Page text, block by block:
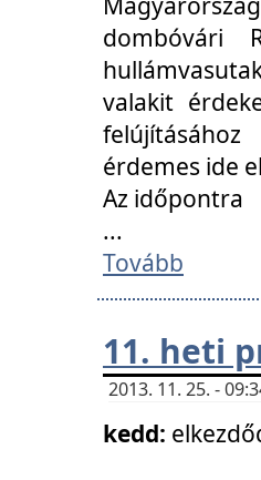
dombóvári
valakit
érdemes ide
Az időpontra
...
Tovább
11. heti
2013. 11. 25. -
kedd: